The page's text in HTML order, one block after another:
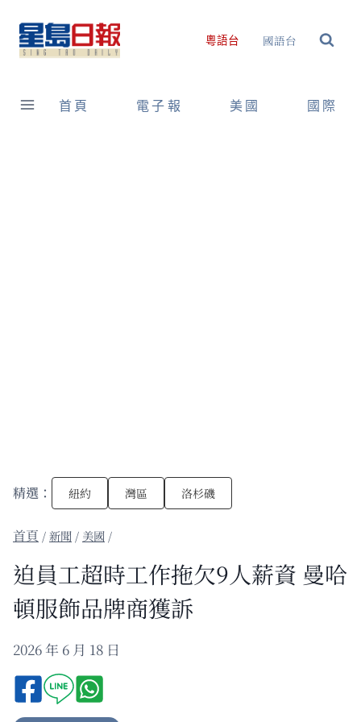
content
粵語台 國語台
首頁 電子報 美國 國際
精選： 紐約 灣區 洛杉磯
/新聞 / 美國 /
迫員工超時工作拖欠9人薪資 曼哈
頓服飾品牌商獲訴
2026 年 6 月 18 日